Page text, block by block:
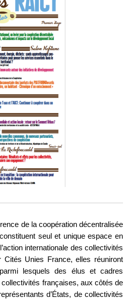
de la coopération décentralisée
seul et unique espace en
internationale des collectivités
Cités Unies France, elles réuniront
lesquels des élus et cadres
françaises, aux côtés de
d’États, de collectivités